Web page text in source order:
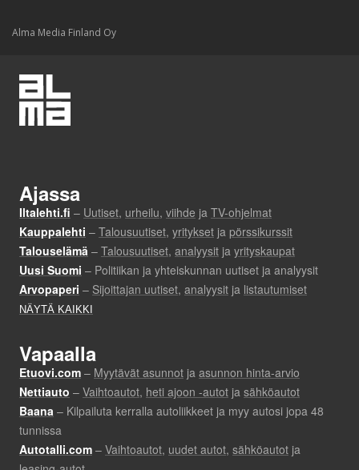
Alma Media Finland Oy